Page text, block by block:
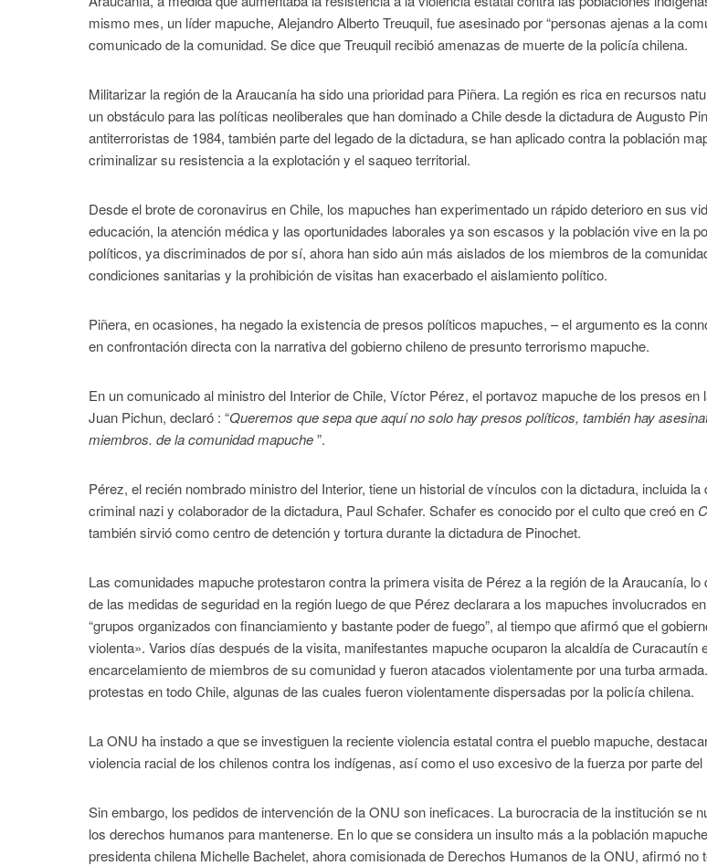
mismo mes, un líder mapuche, Alejandro Alberto Treuquil, fue asesinado por “personas ajenas a la
comunicado de la comunidad. Se dice que Treuquil recibió amenazas de muerte de la policía chilena.
Militarizar la región de la Araucanía ha sido una prioridad para Piñera. La región es rica en recursos
un obstáculo para las políticas neoliberales que han dominado a Chile desde la dictadura de Augusto
antiterroristas de 1984, también parte del legado de la dictadura, se han aplicado contra la población
criminalizar su resistencia a la explotación y el saqueo territorial.
Desde el brote de coronavirus en Chile, los mapuches han experimentado un rápido deterioro en sus
educación, la atención médica y las oportunidades laborales ya son escasos y la población vive en la
políticos, ya discriminados de por sí, ahora han sido aún más aislados de los miembros de la
condiciones sanitarias y la prohibición de visitas han exacerbado el aislamiento político.
Piñera, en ocasiones, ha negado la existencia de presos políticos mapuches, – el argumento es la
en confrontación directa con la narrativa del gobierno chileno de presunto terrorismo mapuche.
En un comunicado al ministro del Interior de Chile, Víctor Pérez, el portavoz mapuche de los presos en
Juan Pichun, declaró : “Queremos que sepa que aquí no solo hay presos políticos, también hay
miembros. de la comunidad mapuche”.
Pérez, el recién nombrado ministro del Interior, tiene un historial de vínculos con la dictadura, incluida la
criminal nazi y colaborador de la dictadura, Paul Schafer. Schafer es conocido por el culto que creó en
también sirvió como centro de detención y tortura durante la dictadura de Pinochet.
Las comunidades mapuche protestaron contra la primera visita de Pérez a la región de la Araucanía,
de las medidas de seguridad en la región luego de que Pérez declarara a los mapuches involucrados
“grupos organizados con financiamiento y bastante poder de fuego”, al tiempo que afirmó que el
violenta». Varios días después de la visita, manifestantes mapuche ocuparon la alcaldía de Curacautín
encarcelamiento de miembros de su comunidad y fueron atacados violentamente por una turba
protestas en todo Chile, algunas de las cuales fueron violentamente dispersadas por la policía chilena.
La ONU ha instado a que se investiguen la reciente violencia estatal contra el pueblo mapuche,
violencia racial de los chilenos contra los indígenas, así como el uso excesivo de la fuerza por parte del
Sin embargo, los pedidos de intervención de la ONU son ineficaces. La burocracia de la institución se
los derechos humanos para mantenerse. En lo que se considera un insulto más a la población
presidenta chilena Michelle Bachelet, ahora comisionada de Derechos Humanos de la ONU, afirmó no